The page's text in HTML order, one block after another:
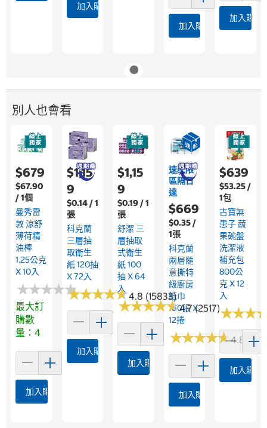
加入購物車
加入購物車
加入購物
別人也會看
$679
$67.90
/ 1個
曼秀雷
敦 涼舒
薄荷精
油棒
1.25公克
X 10入
★★★★★
★★★★★
最大訂
購數
量：4
加入購物車
$1,15
9
$0.14 / 1
張
科克蘭
三層抽
取衛生
紙 120抽
X 72入
★★★★★
★★★★★4.8 (15833)
加入購物車
$1,15
9
$0.19 / 1
張
舒潔 三
層抽取
式衛生
紙 100
抽 X 64
入
★★★★★
★★★★★4.7 (2517)
加入購物車
速配限
區隔日
達
$669
$0.35 /
1張
科克蘭
兩層隨
意撕特
級廚房
紙巾
160張 X
12捲
★★★★★
★★★★★4.8
加入購物車
$639
$53.25 /
1包
古寶無
患子 蔬
果碗盤
洗潔液
補充包
800公
克 X 12
入
★★★
★★★
加入購物